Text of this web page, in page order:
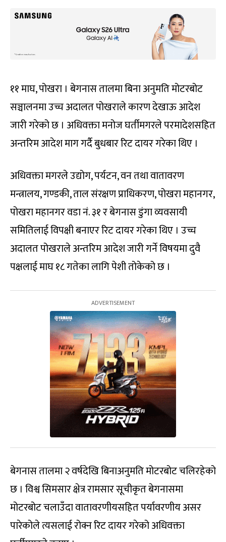
११ माघ, पोखरा । बेगनास तालमा बिना अनुमति मोटरबोट
सञ्चालनमा उच्च अदालत पोखराले कारण देखाऊ आदेश
जारी गरेको छ । अधिवक्ता मनोज घर्तीमगरले परमादेशसहित
अन्तरिम आदेश माग गर्दै बुधबार रिट दायर गरेका थिए ।
अधिवक्ता मगरले उद्योग, पर्यटन, वन तथा वातावरण
मन्त्रालय, गण्डकी, ताल संरक्षण प्राधिकरण, पोखरा महानगर,
पोखरा महानगर वडा नं. ३१ र बेगनास डुंगा व्यवसायी
समितिलाई विपक्षी बनाएर रिट दायर गरेका थिए । उच्च
अदालत पोखराले अन्तरिम आदेश जारी गर्ने विषयमा दुवै
पक्षलाई माघ १८ गतेका लागि पेशी तोकेको छ ।
बेगनास तालमा २ वर्षदेखि बिनाअनुमति मोटरबोट चलिरहेको
छ । विश्व सिमसार क्षेत्र रामसार सूचीकृत बेगनासमा
मोटरबोट चलाउँदा वातावरणीयसहित पर्यावरणीय असर
पारेकोले त्यसलाई रोक्न रिट दायर गरेको अधिवक्ता